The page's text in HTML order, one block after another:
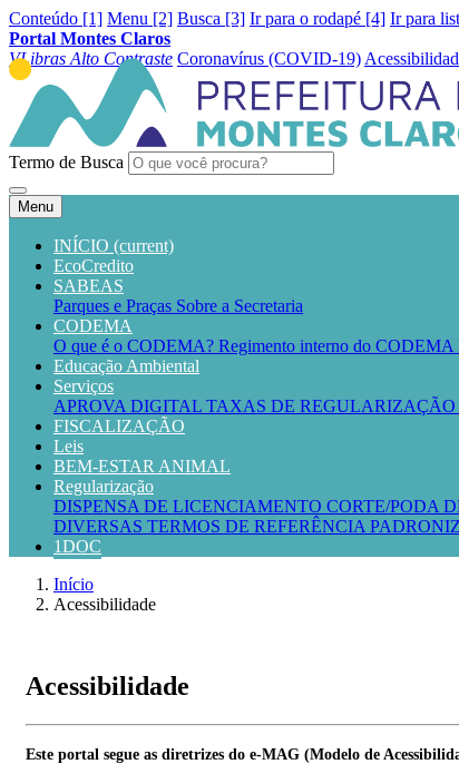
Conteúdo [1] Menu [2] Busca [3] Ir para o rodapé [4] Ir para
Portal Montes Claros
VLibras Alto Contraste Coronavírus (COVID-19)
Termo de Busca
Menu
INÍCIO (current)
EcoCredito
SABEAS
Parques e Praças Sobre a Secretaria
CODEMA
O que é o CODEMA? Regimento interno do CODEMA
Educação Ambiental
Serviços
APROVA DIGITAL TAXAS DE REGULARIZAÇÃO
FISCALIZAÇÃO
Leis
BEM-ESTAR ANIMAL
Regularização
DISPENSA DE LICENCIAMENTO CORTE/PODA
DIVERSAS TERMOS DE REFERÊNCIA
1DOC
Início
Acessibilidade
Acessibilidade
Este portal segue as diretrizes do e-MAG (Modelo de